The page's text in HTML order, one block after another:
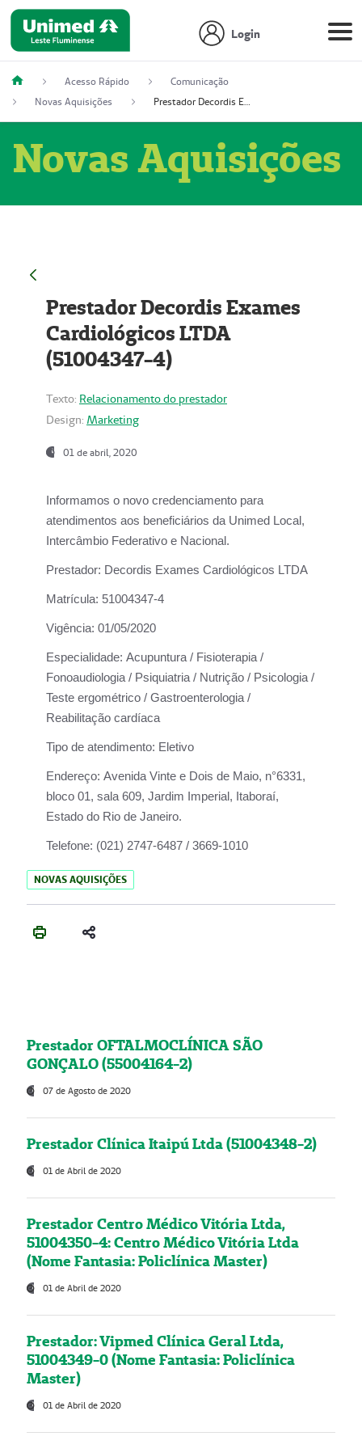
Login
Acesso Rápido
Comunicação
Novas Aquisições
Prestador Decordis Exames Cardiológicos LTDA (51004347-4)
Novas Aquisições
Prestador Decordis Exames
Cardiológicos LTDA
(51004347-4)
Texto: Relacionamento do prestador
Design: Marketing
01 de abril, 2020
Informamos o novo credenciamento para
atendimentos aos beneficiários da Unimed Local,
Intercâmbio Federativo e Nacional.
Prestador: Decordis Exames Cardiológicos LTDA
Matrícula: 51004347-4
Vigência: 01/05/2020
Especialidade: Acupuntura / Fisioterapia /
Fonoaudiologia / Psiquiatria / Nutrição / Psicologia /
Teste ergométrico / Gastroenterologia /
Reabilitação cardíaca
Tipo de atendimento: Eletivo
Endereço: Avenida Vinte e Dois de Maio, n°6331,
bloco 01, sala 609, Jardim Imperial, Itaboraí,
Estado do Rio de Janeiro.
Telefone: (021) 2747-6487 / 3669-1010
NOVAS AQUISIÇÕES
Prestador OFTALMOCLÍNICA SÃO
GONÇALO (55004164-2)
07 de Agosto de 2020
Prestador Clínica Itaipú Ltda (51004348-2)
01 de Abril de 2020
Prestador Centro Médico Vitória Ltda,
51004350-4: Centro Médico Vitória Ltda
(Nome Fantasia: Policlínica Master)
01 de Abril de 2020
Prestador: Vipmed Clínica Geral Ltda,
51004349-0 (Nome Fantasia: Policlínica
Master)
01 de Abril de 2020